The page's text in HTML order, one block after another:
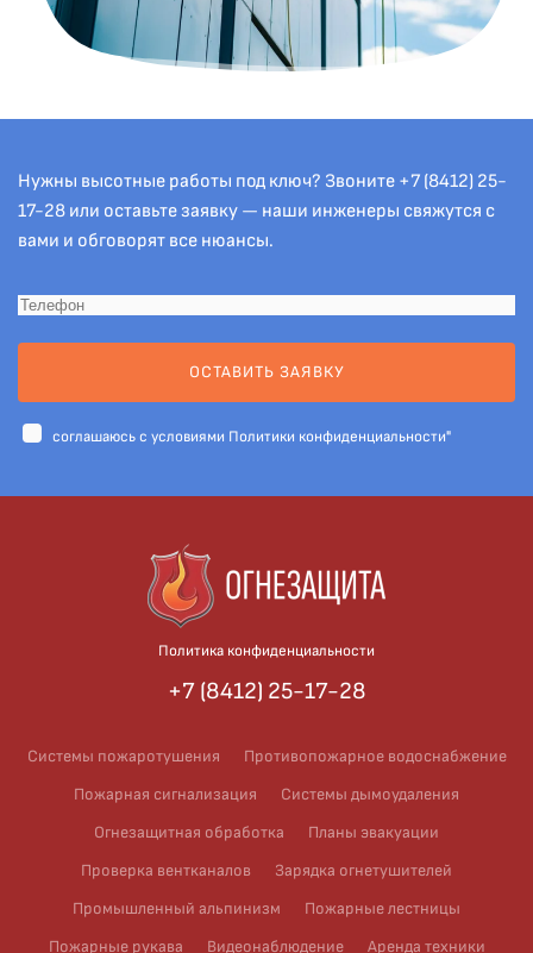
Нужны высотные работы под ключ? Звоните +7 (8412) 25-
17-28 или оставьте заявку — наши инженеры свяжутся с
вами и обговорят все нюансы.
ОСТАВИТЬ ЗАЯВКУ
cоглашаюсь с условиями Политики конфиденциальности"
Политика конфиденциальности
+7 (8412) 25-17-28
Системы пожаротушения
Противопожарное водоснабжение
Пожарная сигнализация
Системы дымоудаления
Огнезащитная обработка
Планы эвакуации
Проверка вентканалов
Зарядка огнетушителей
Промышленный альпинизм
Пожарные лестницы
Пожарные рукава
Видеонаблюдение Аренда техники